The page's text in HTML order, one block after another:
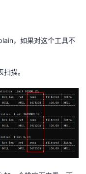
，如果对这个工具不
描。